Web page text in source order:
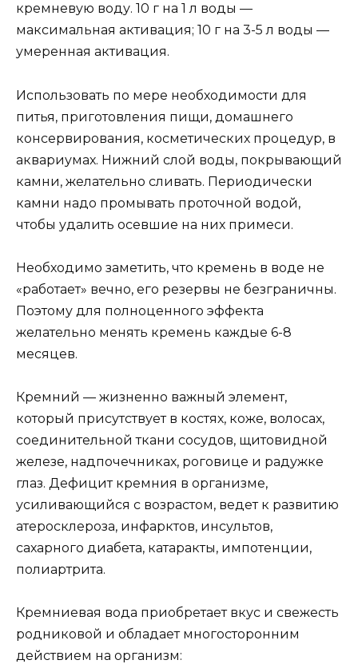
кремневую воду. 10 г на 1 л воды —
максимальная активация; 10 г на 3-5 л воды —
умеренная активация.
Использовать по мере необходимости для
питья, приготовления пищи, домашнего
консервирования, косметических процедур, в
аквариумах. Нижний слой воды, покрывающий
камни, желательно сливать. Периодически
камни надо промывать проточной водой,
чтобы удалить осевшие на них примеси.
Необходимо заметить, что кремень в воде не
«работает» вечно, его резервы не безграничны.
Поэтому для полноценного эффекта
желательно менять кремень каждые 6-8
месяцев.
Кремний — жизненно важный элемент,
который присутствует в костях, коже, волосах,
соединительной ткани сосудов, щитовидной
железе, надпочечниках, роговице и радужке
глаз. Дефицит кремния в организме,
усиливающийся с возрастом, ведет к развитию
атеросклероза, инфарктов, инсультов,
сахарного диабета, катаракты, импотенции,
полиартрита.
Кремниевая вода приобретает вкус и свежесть
родниковой и обладает многосторонним
действием на организм: